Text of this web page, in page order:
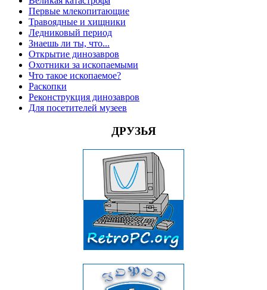
Первые млекопитающие
Травоядные и хищники
Ледниковый период
Знаешь ли ты, что...
Открытие динозавров
Охотники за ископаемыми
Что такое ископаемое?
Раскопки
Реконструкция динозавров
Для посетителей музеев
ДРУЗЬЯ